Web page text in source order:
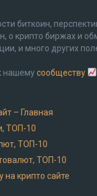
биткоин,
о крипто биржах и
и много других
нашемусообществу
– Главная
ТОП-10
ТОП-10
ТОП-10
на крипто сайте